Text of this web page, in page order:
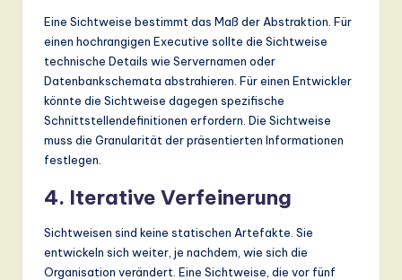
Eine Sichtweise bestimmt das Maß der Abstraktion. Für
einen hochrangigen Executive sollte die Sichtweise
technische Details wie Servernamen oder
Datenbankschemata abstrahieren. Für einen Entwickler
könnte die Sichtweise dagegen spezifische
Schnittstellendefinitionen erfordern. Die Sichtweise
muss die Granularität der präsentierten Informationen
festlegen.
4. Iterative Verfeinerung
Sichtweisen sind keine statischen Artefakte. Sie
entwickeln sich weiter, je nachdem, wie sich die
Organisation verändert. Eine Sichtweise, die vor fünf